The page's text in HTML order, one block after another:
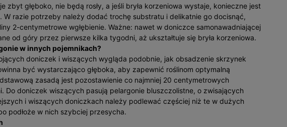
zbyt głęboko, nie będą rosły, a jeśli bryła korzeniowa wystaje, konieczne jest
W razie potrzeby należy dodać trochę substratu i delikatnie go docisnąć,
2-centymetrowe wgłębienie. Ważne: nawet w doniczce samonawadniającej
od góry przez pierwsze kilka tygodni, aż ukształtuje się bryła korzeniowa.
w innych pojemnikach?
doniczek i wiszących wygląda podobnie, jak obsadzenie skrzynek
być wystarczająco głęboka, aby zapewnić roślinom optymalną
zasadą jest pozostawienie co najmniej 20 centymetrowych
Do doniczek wiszących pasują pelargonie bluszczolistne, o zwisających
i wiszących doniczkach należy podlewać częściej niż te w dużych
podłoże w nich szybciej przesycha.